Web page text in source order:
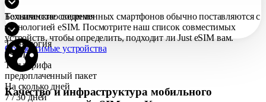
Большинство современных смартфонов обычно поставляются с
технологией eSIM. Посмотрите наш список совместимых
устройств, чтобы определить, подходит ли Just eSIM вам.
Совместимые устройства
Технические сведения
Технология
eSIM
Тип тарифа
предоплаченный пакет
На сколько дней
7 / 30 дней
Качество и инфраструктура мобильного